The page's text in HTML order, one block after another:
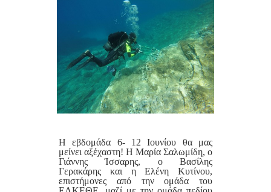
Η εβδομάδα 6- 12 Ιουνίου θα μας
μείνει αξέχαστη! Η Μαρία Σαλωμίδη, ο
Γιάννης Ίσσαρης, ο Βασίλης
Γερακάρης και η Ελένη Κυτίνου,
επιστήμονες από την ομάδα του